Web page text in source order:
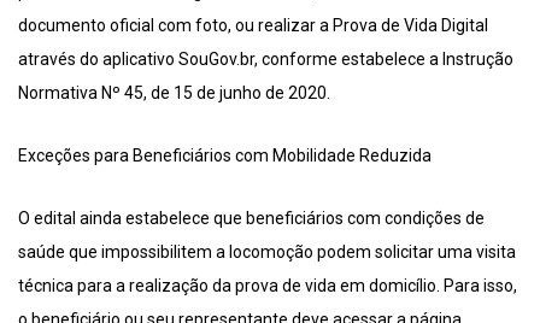
documento oficial com foto, ou realizar a Prova de Vida Digital
através do aplicativo SouGov.br, conforme estabelece a Instrução
Normativa Nº 45, de 15 de junho de 2020.
Exceções para Beneficiários com Mobilidade Reduzida
O edital ainda estabelece que beneficiários com condições de
saúde que impossibilitem a locomoção podem solicitar uma visita
técnica para a realização da prova de vida em domicílio. Para isso,